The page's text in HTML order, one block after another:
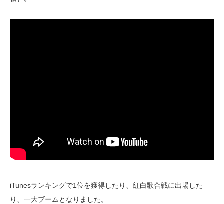
iTunesランキングで1位を獲得したり、紅白歌合戦に出場した
り、一大ブームとなりました。